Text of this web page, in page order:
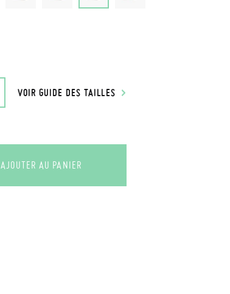
VOIR GUIDE DES TAILLES
AJOUTER AU PANIER